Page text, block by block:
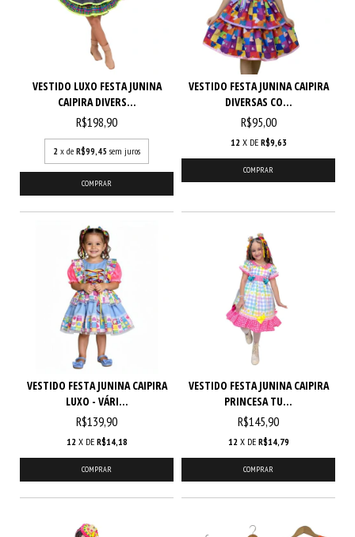
VESTIDO LUXO FESTA JUNINA
CAIPIRA DIVERS...
R$198,90
2 x de R$99,45 sem juros
COMPRAR
VESTIDO FESTA JUNINA CAIPIRA
DIVERSAS CO...
R$95,00
12 X DE R$9,63
COMPRAR
VESTIDO FESTA JUNINA CAIPIRA
LUXO - VÁRI...
R$139,90
12 X DE R$14,18
COMPRAR
VESTIDO FESTA JUNINA CAIPIRA
PRINCESA TU...
R$145,90
12 X DE R$14,79
COMPRAR